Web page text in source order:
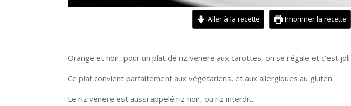
Aller à la recette Imprimer la recette
Orange et noir, pour un plat de riz venere aux carottes, on se régale et c’est joli
Ce plat convient parfaitement aux végétariens, et aux allergiques au gluten.
Le riz venere est aussi appelé riz noir, ou riz interdit.